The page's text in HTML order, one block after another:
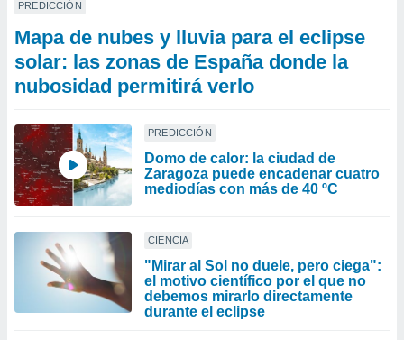
PREDICCIÓN
Mapa de nubes y lluvia para el eclipse
solar: las zonas de España donde la
nubosidad permitirá verlo
PREDICCIÓN
Domo de calor: la ciudad de
Zaragoza puede encadenar cuatro
mediodías con más de 40 ºC
CIENCIA
"Mirar al Sol no duele, pero ciega":
el motivo científico por el que no
debemos mirarlo directamente
durante el eclipse